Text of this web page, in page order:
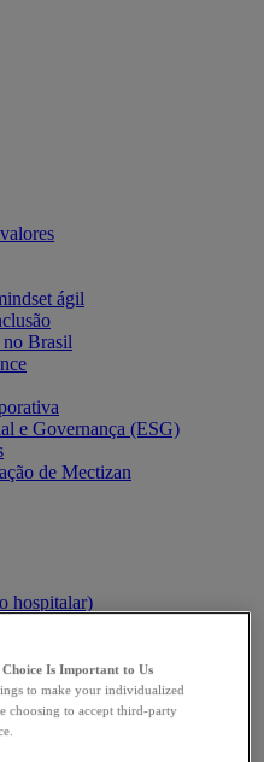
ágil
no Brasil
e Governança (ESG)
de Mectizan
hospitalar)
Choice Is Important to Us
to make your individualized
choosing to accept third-party